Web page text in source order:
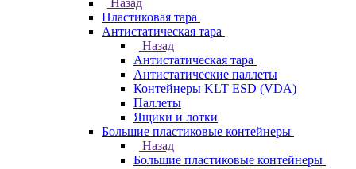
Назад
Пластиковая тара
Антистатическая тара
Назад
Антистатическая тара
Антистатические паллеты
Контейнеры KLT ESD (VDA)
Паллеты
Ящики и лотки
Большие пластиковые контейнеры
Назад
Большие пластиковые контейнеры